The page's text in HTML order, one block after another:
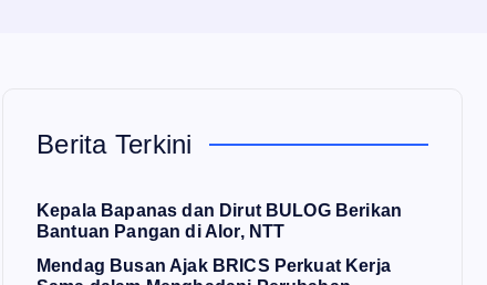
Berita Terkini
Kepala Bapanas dan Dirut BULOG Berikan
Bantuan Pangan di Alor, NTT
Mendag Busan Ajak BRICS Perkuat Kerja